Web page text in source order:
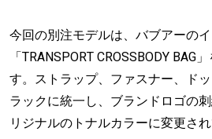
今回の別注モデルは、バブアーの
「TRANSPORT CROSSBODY BAG
す。ストラップ、ファスナー、ド
ラックに統一し、ブランドロゴの
リジナルのトナルカラーに変更され